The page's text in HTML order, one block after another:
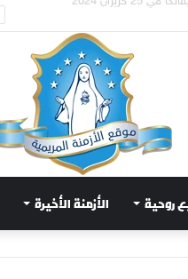
روحية الأزمنة الأخيرة